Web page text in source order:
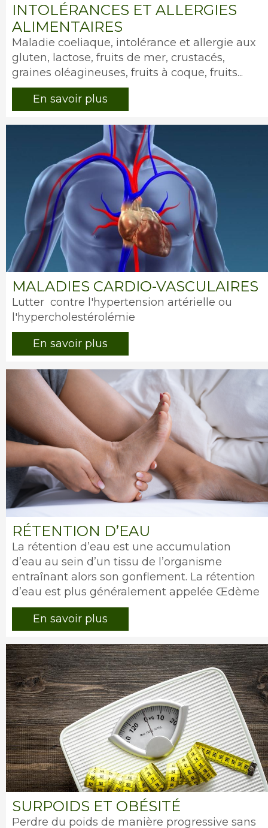
INTOLÉRANCES ET ALLERGIES
ALIMENTAIRES
Intro
Maladie coeliaque, intolérance et allergie aux
gluten, lactose, fruits de mer, crustacés,
graines oléagineuses, fruits à coque, fruits...
En savoir plus
MALADIES CARDIO-VASCULAIRES
Intro
Lutter contre l'hypertension artérielle ou
l'hypercholestérolémie
En savoir plus
Image
RÉTENTION D’EAU
Intro
La rétention d’eau est une accumulation
d’eau au sein d’un tissu de l’organisme
entraînant alors son gonflement. La rétention
d’eau est plus généralement appelée Œdème
En savoir plus
Image
SURPOIDS ET OBÉSITÉ
Intro
Perdre du poids de manière progressive sans